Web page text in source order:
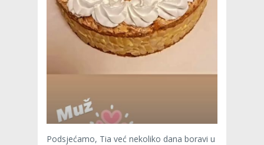
Podsjećamo, Tia već nekoliko dana boravi u